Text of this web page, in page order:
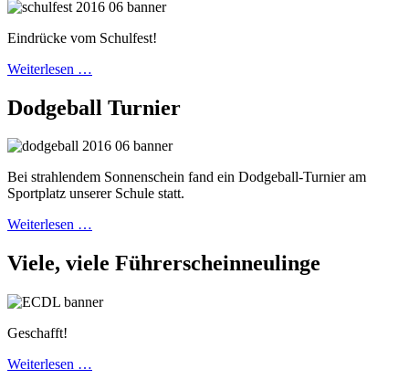
Eindrücke vom Schulfest!
Weiterlesen …
Dodgeball Turnier
Bei strahlendem Sonnenschein fand ein Dodgeball-Turnier am
Sportplatz unserer Schule statt.
Weiterlesen …
Viele, viele Führerscheinneulinge
Geschafft!
Weiterlesen …